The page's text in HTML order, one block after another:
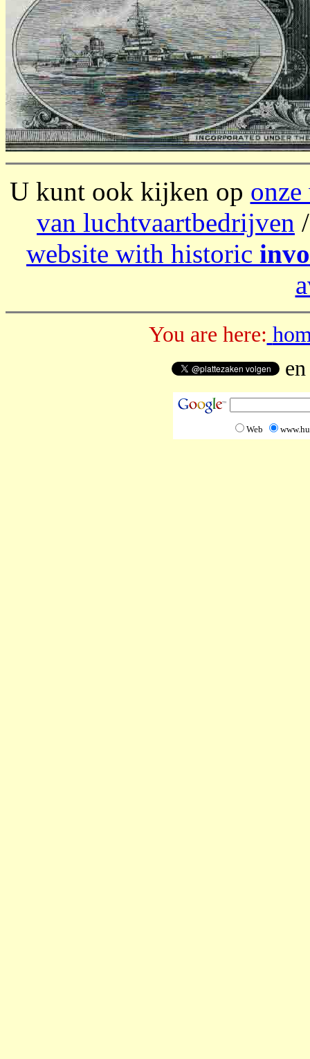
U kunt ook kijken op
van luchtvaartbedrijven
website with historic
You are here:
Web